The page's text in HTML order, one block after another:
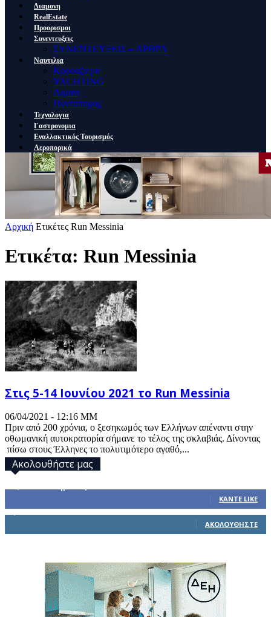
Διαμονη
RealEstate
Προορισμοι
Συνεντευξεις
ΣΥΝΕΝΤΕΥΞΕΙΣ – ΑΡΘΡΑ
Ναυτιλια
Κρουαζιερα
YACHTING
Λιμανι
Ποντοπορος
Τεχνολογια
Γαστρονομια
Εναλλακτικός Τουρισμός
Αεροπορικά
Αρχική Ετικέτες Run Messinia
Ετικέτα: Run Messinia
Στις 5-14 Ιουνίου 2021 το Run Messinia
06/04/2021 - 12:16 ΜΜ
Πριν από 200 χρόνια, ο ξεσηκωμός των Ελλήνων απέναντι στην
οθωμανική αυτοκρατορία σήμανε το τέλος της σκλαβιάς. Δίνοντας
πίσω στους Έλληνες το πολυτιμότερο αγαθό,...
Ακολουθήστε μας
ΚΆΝΤΕ LIKE
ΑΚΟΛΟΥΘΉΣΤΕ